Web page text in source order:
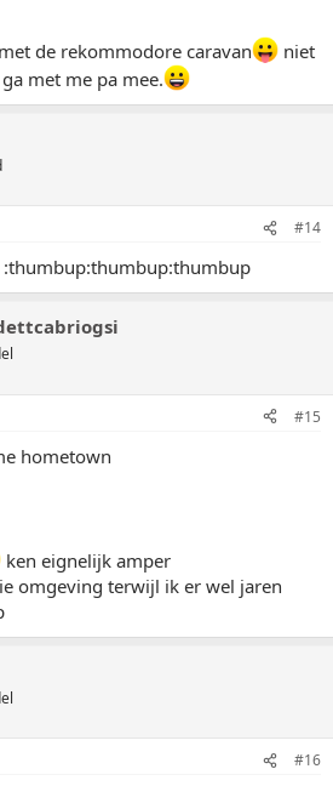
de rekommodore caravan
niet
met me pa mee.
#14
:thumbup:thumbup:thumbup
#15
hometown
ken eignelijk amper
omgeving terwijl ik er wel jaren
#16